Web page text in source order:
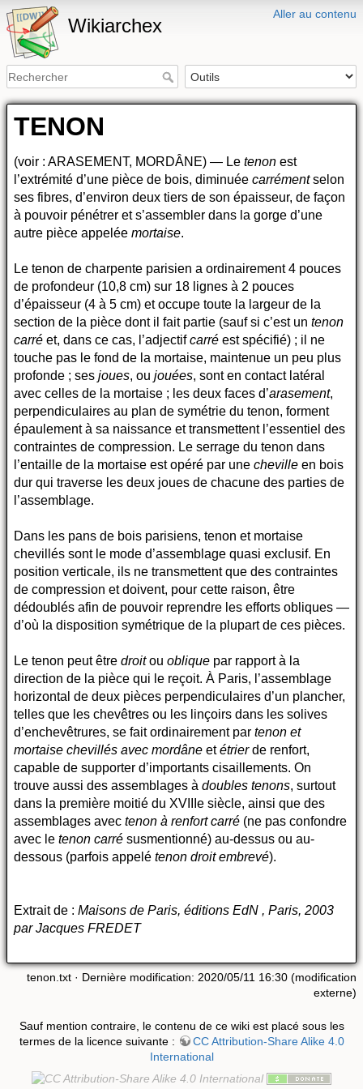
Aller au contenu
Wikiarchex
TENON
(voir : ARASEMENT, MORDÂNE) — Le tenon est
l’extrémité d’une pièce de bois, diminuée carrémentselon
ses fibres, d’environ deux tiers de son épaisseur, de façon
à pouvoir pénétrer et s’assembler dans la gorge d’une
autre pièce appelée mortaise.
Le tenon de charpente parisien a ordinairement 4 pouces
de profondeur (10,8 cm) sur 18 lignes à 2 pouces
d’épaisseur (4 à 5 cm) et occupe toute la largeur de la
section de la pièce dont il fait partie (sauf si c’est un tenon
carré et, dans ce cas, l’adjectifcarré est spécifié) ; il ne
touche pas le fond de la mortaise, maintenue un peu plus
profonde ; ses joues, ou jouées, sont en contact latéral
avec celles de la mortaise ; les deux faces d’arasement,
perpendiculaires au plan de symétrie du tenon, forment
épaulement à sa naissance et transmettent l’essentiel des
contraintes de compression. Le serrage du tenon dans
l’entaille de la mortaise est opéré par une cheville en bois
dur qui traverse les deux joues de chacune des parties de
l’assemblage.
Dans les pans de bois parisiens, tenon et mortaise
chevillés sont le mode d’assemblage quasi exclusif. En
position verticale, ils ne transmettent que des contraintes
de compression et doivent, pour cette raison, être
dédoublés afin de pouvoir reprendre les efforts obliques —
d’où la disposition symétrique de la plupart de ces pièces.
Le tenon peut être droitou oblique par rapport à la
direction de la pièce qui le reçoit. À Paris, l’assemblage
horizontal de deux pièces perpendiculaires d’un plancher,
telles que les chevêtres ou les linçoirs dans les solives
d’enchevêtrures, se fait ordinairement par tenon et
mortaise chevillés avec mordâne etétrierde renfort,
capable de supporter d’importants cisaillements. On
trouve aussi des assemblages à doubles tenons, surtout
dans la première moitié du XVIIIe siècle, ainsi que des
assemblages avec tenon à renfort carré (ne pas confondre
avec le tenon carré susmentionné) au-dessus ou au-
dessous (parfois appelé tenon droit embrevé).
Extrait de : Maisons de Paris, éditions EdN , Paris, 2003
par Jacques FREDET
tenon.txt · Dernière modification: 2020/05/11 16:30 (modification
externe)
Sauf mention contraire, le contenu de ce wiki est placé sous les
termes de la licence suivante :
CC Attribution-Share Alike 4.0
International